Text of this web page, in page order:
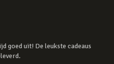
goed uit! De leukste cadeaus